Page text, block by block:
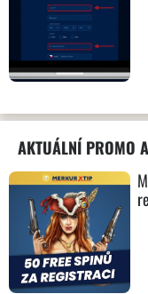
AKTUÁLNÍ PROMO